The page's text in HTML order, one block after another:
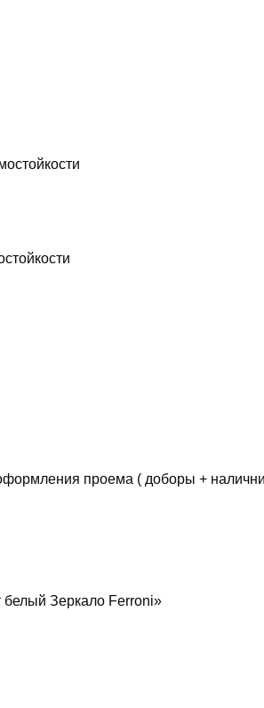
проема ( доборы +
белый Зеркало Ferroni»